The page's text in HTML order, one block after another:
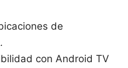
de
con Android TV